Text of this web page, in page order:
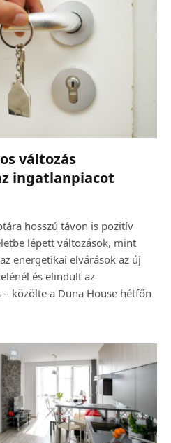
változás
ingatlanpiacot
hosszú távon is pozitív
lépett változások, mint
energetikai elvárások az új
és elindult az
közölte a Duna House hétfőn